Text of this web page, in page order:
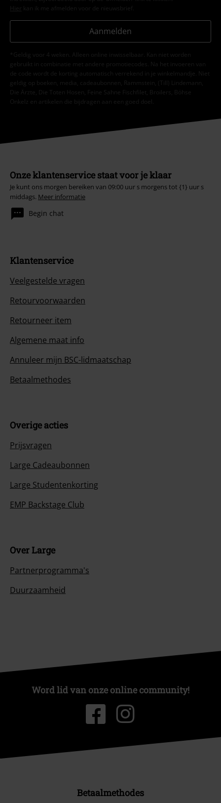
Hier kan ik me afmelden voor de nieuwsbrief.
Aanmelden
*Geldig voor 4 weken. Alleen online inwisselbaar. Kan niet worden
gebruikt in combinatie met andere promotiecodes. Na het invoeren van
de code wordt de korting automatisch verrekend in je winkelmandje. Niet
geldig op boeken, media, cadeaubonnen, Rammstein, (Till) Lindemann,
Die Ärzte, Die Toten Hosen, Feine Sahne Fischfilet, Broilers, Böhse
Onkelz en artikelen die bijdragen aan een goed doel.
Onze klantenservice staat voor je klaar
Je kunt ons morgen bereiken van 09:00 uur s morgens tot {1} uur s
middags. Meer informatie
Begin chat
Klantenservice
Veelgestelde vragen
Retourvoorwaarden
Retourneer item
Algemene maat info
Annuleer mijn BSC-lidmaatschap
Betaalmethodes
Overige acties
Prijsvragen
Large Cadeaubonnen
Large Studentenkorting
EMP Backstage Club
Over Large
Partnerprogramma's
Duurzaamheid
Word lid van onze online community!
Betaalmethodes